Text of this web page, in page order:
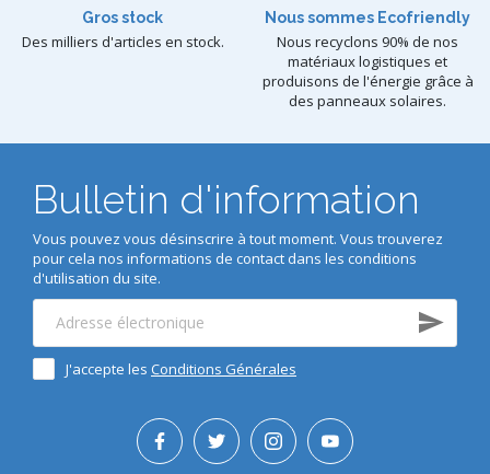
Gros stock
Des milliers d'articles en stock.
Nous sommes Ecofriendly
Nous recyclons 90% de nos
matériaux logistiques et
produisons de l'énergie grâce à
des panneaux solaires.
Bulletin d'information
Vous pouvez vous désinscrire à tout moment. Vous trouverez
pour cela nos informations de contact dans les conditions
d'utilisation du site.
J'accepte les Conditions Générales